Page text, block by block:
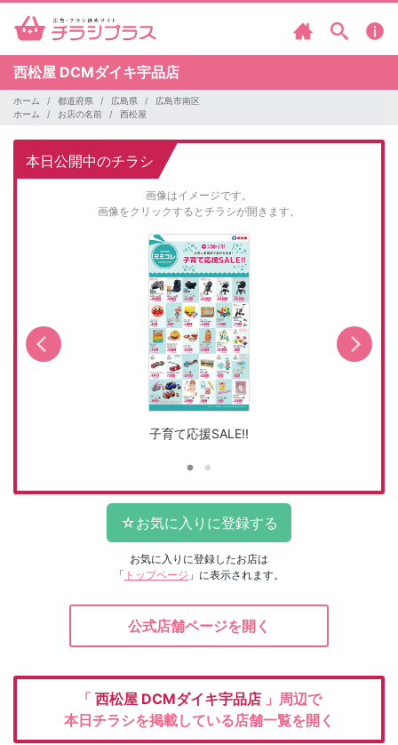
西松屋 DCMダイキ宇品店
ホーム 都道府県 広島県
広島市南区
ホーム
お店の名前 西松屋
本日公開中のチラシ
画像はイメージです。
画像をクリックするとチラシが開きます。
子育て応援SALE!!
お気に入りに登録したお店は
「 トップページ 」に表示されます。
公式店舗ページを開く
「 西松屋 DCMダイキ宇品店 」周辺で
本日チラシを掲載している店舗一覧を開く